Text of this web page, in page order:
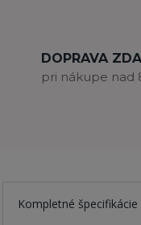
DOPRAVA
pri nákupe nad
Kompletné špecifikácie